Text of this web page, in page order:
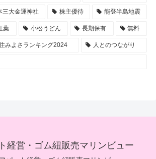
三大金運神社 株主優待 能登半島地震
葉 小松うどん 長期保有 無料
みよさランキング2024 人とのつながり
経営・ゴム紐販売マリンビュー